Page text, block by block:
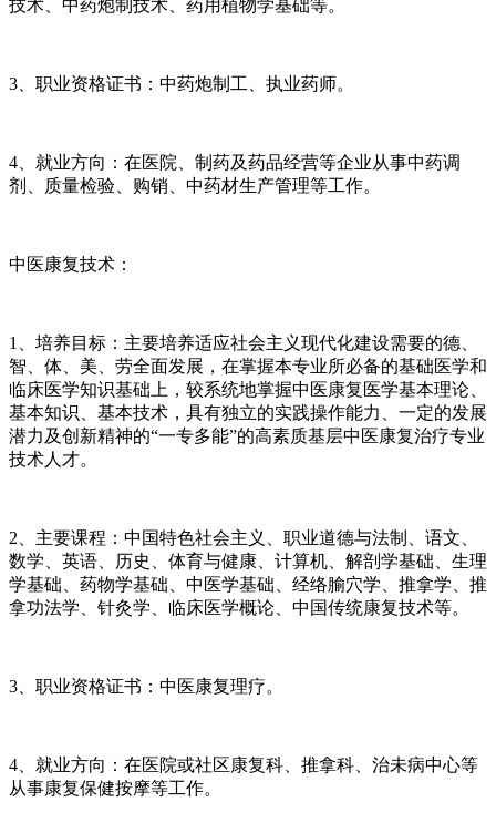
技术、中药炮制技术、药用植物学基础等。
3、职业资格证书：中药炮制工、执业药师。
4、就业方向：在医院、制药及药品经营等企业从事中药调
剂、质量检验、购销、中药材生产管理等工作。
中医康复技术：
1、培养目标：主要培养适应社会主义现代化建设需要的德、
智、体、美、劳全面发展，在掌握本专业所必备的基础医学和
临床医学知识基础上，较系统地掌握中医康复医学基本理论、
基本知识、基本技术，具有独立的实践操作能力、一定的发展
潜力及创新精神的“一专多能”的高素质基层中医康复治疗专业
技术人才。
2、主要课程：中国特色社会主义、职业道德与法制、语文、
数学、英语、历史、体育与健康、计算机、解剖学基础、生理
学基础、药物学基础、中医学基础、经络腧穴学、推拿学、推
拿功法学、针灸学、临床医学概论、中国传统康复技术等。
3、职业资格证书：中医康复理疗。
4、就业方向：在医院或社区康复科、推拿科、治未病中心等
从事康复保健按摩等工作。